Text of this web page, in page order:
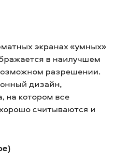
экранах «умных»
в наилучшем
разрешении.
дизайн,
на котором все
считываются и